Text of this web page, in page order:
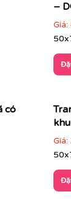
–
Giá:
có
Giá: